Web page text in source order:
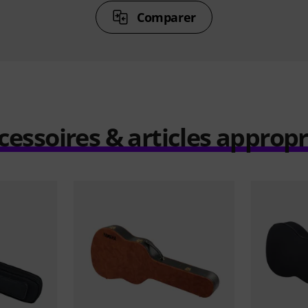
Comparer
& articles